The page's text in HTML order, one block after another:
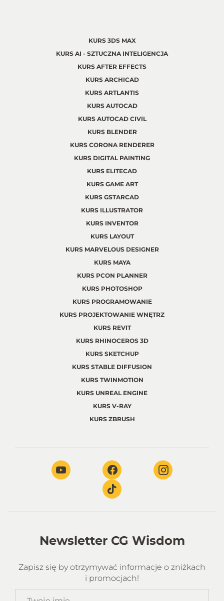
KURS 3DS MAX
KURS AI - SZTUCZNA INTELIGENCJA
KURS AFTER EFFECTS
KURS ARCHICAD
KURS ARTLANTIS
KURS AUTOCAD
KURS AUTOCAD CIVIL
KURS BLENDER
KURS CORONA RENDERER
KURS DIGITAL PAINTING
KURS ELITECAD
KURS GAME ART
KURS GSTARCAD
KURS ILLUSTRATOR
KURS INVENTOR
KURS LAYOUT
KURS MARVELOUS DESIGNER
KURS MAYA
KURS PCON PLANNER
KURS PHOTOSHOP
KURS PROGRAMOWANIE
KURS PROJEKTOWANIE WNĘTRZ
KURS REVIT
KURS RHINOCEROS 3D
KURS SKETCHUP
KURS STABLE DIFFUSION
KURS TWINMOTION
KURS UNREAL ENGINE
KURS V-RAY
KURS ZBRUSH
Newsletter CG Wisdom
Zapisz się by otrzymywać informacje o zniżkach
i promocjach!
Twoje